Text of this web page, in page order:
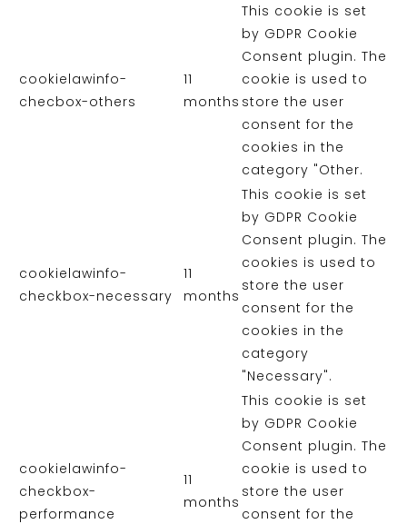
cookielawinfo-
checbox-others
11
months
This cookie is set
by GDPR Cookie
Consent plugin. The
cookie is used to
store the user
consent for the
cookies in the
category "Other.
cookielawinfo-
checkbox-necessary
11
months
This cookie is set
by GDPR Cookie
Consent plugin. The
cookies is used to
store the user
consent for the
cookies in the
category
"Necessary".
cookielawinfo-
checkbox-
performance
11
months
This cookie is set
by GDPR Cookie
Consent plugin. The
cookie is used to
store the user
consent for the